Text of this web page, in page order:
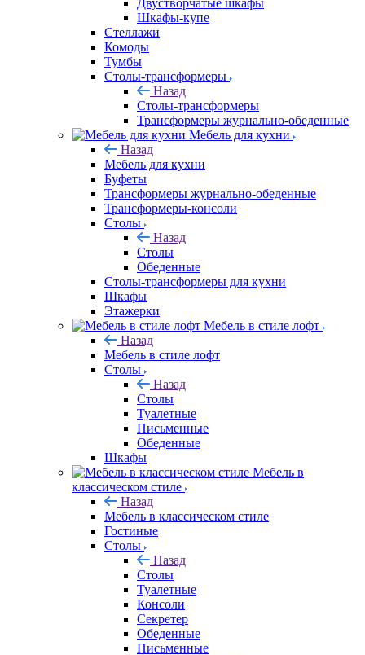
Двустворчатые шкафы
Шкафы-купе
Стеллажи
Комоды
Тумбы
Столы-трансформеры
Назад
Столы-трансформеры
Трансформеры журнально-обеденные
Мебель для кухни
Назад
Мебель для кухни
Буфеты
Трансформеры журнально-обеденные
Трансформеры-консоли
Столы
Назад
Столы
Обеденные
Столы-трансформеры для кухни
Шкафы
Этажерки
Мебель в стиле лофт
Назад
Мебель в стиле лофт
Столы
Назад
Столы
Туалетные
Письменные
Обеденные
Шкафы
Мебель в
классическом стиле
Назад
Мебель в классическом стиле
Гостиные
Столы
Назад
Столы
Туалетные
Консоли
Секретер
Обеденные
Письменные